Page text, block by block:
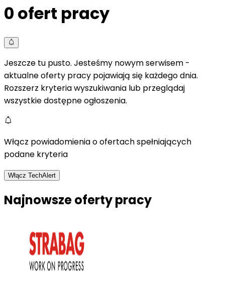
0 ofert pracy
Jeszcze tu pusto. Jesteśmy nowym serwisem -
aktualne oferty pracy pojawiają się każdego dnia.
Rozszerz kryteria wyszukiwania lub przeglądaj
wszystkie dostępne ogłoszenia.
Włącz powiadomienia o ofertach spełniających
podane kryteria
Włącz TechAlert
Najnowsze oferty pracy